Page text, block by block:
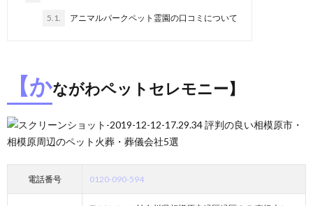
5.1. アニマルパークペット霊園の口コミについて
【かながわペットセレモニー】
電話番号 0120-090-594